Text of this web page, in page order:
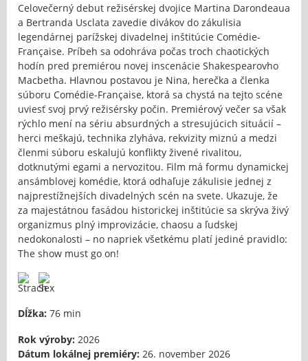
Celovečerný debut režisérskej dvojice Martina Darondeaua
a Bertranda Usclata zavedie divákov do zákulisia
legendárnej parížskej divadelnej inštitúcie Comédie-
Française. Príbeh sa odohráva počas troch chaotických
hodín pred premiérou novej inscenácie Shakespearovho
Macbetha. Hlavnou postavou je Nina, herečka a členka
súboru Comédie-Française, ktorá sa chystá na tejto scéne
uviesť svoj prvý režisérsky počin. Premiérový večer sa však
rýchlo mení na sériu absurdných a stresujúcich situácií –
herci meškajú, technika zlyháva, rekvizity miznú a medzi
členmi súboru eskalujú konflikty živené rivalitou,
dotknutými egami a nervozitou. Film má formu dynamickej
ansámblovej komédie, ktorá odhaľuje zákulisie jednej z
najprestížnejších divadelných scén na svete. Ukazuje, že
za majestátnou fasádou historickej inštitúcie sa skrýva živý
organizmus plný improvizácie, chaosu a ľudskej
nedokonalosti – no napriek všetkému platí jediné pravidlo:
The show must go on!
Dĺžka: 76 min
Rok výroby: 2026
Dátum lokálnej premiéry: 26. november 2026